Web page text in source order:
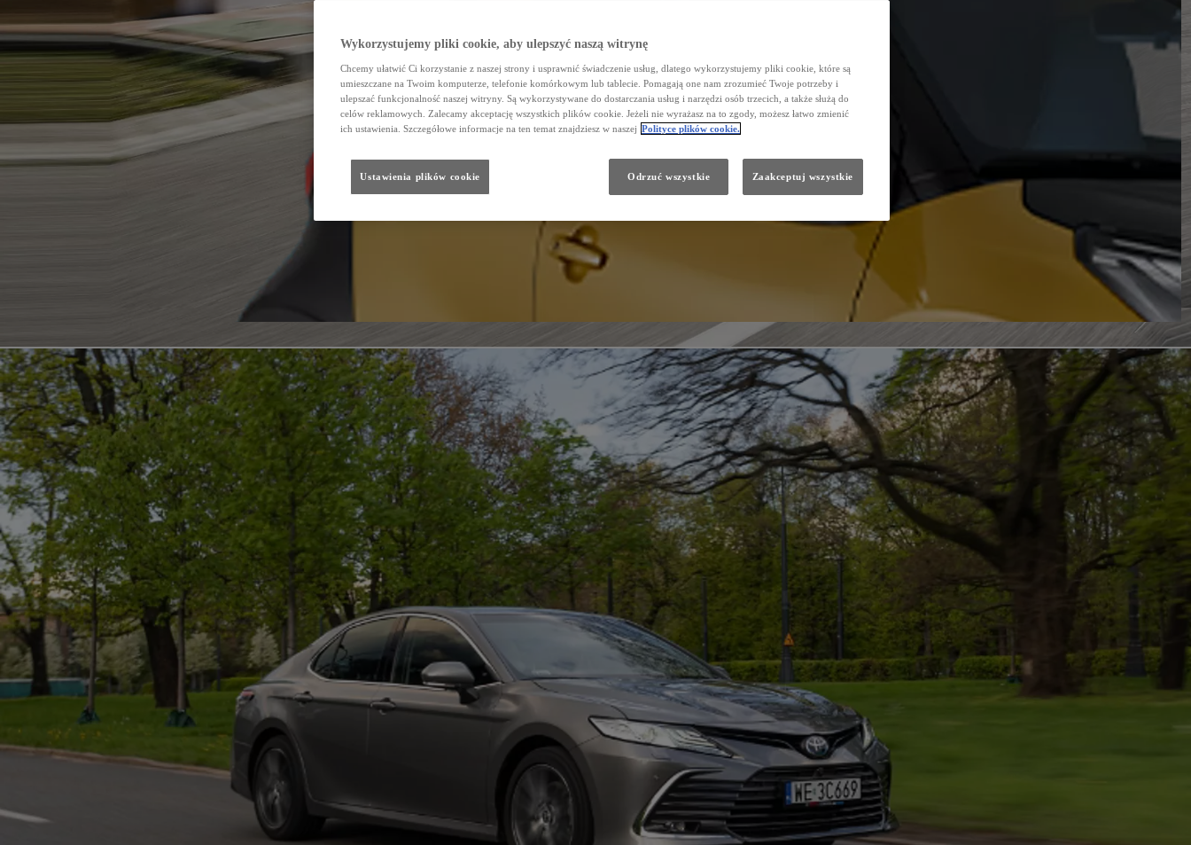
Wykorzystujemy pliki cookie, aby ulepszyć naszą witrynę
Chcemy ułatwić Ci korzystanie z naszej strony i usprawnić świadczenie usług, dlatego wykorzystujemy pliki cookie, które są
umieszczane na Twoim komputerze, telefonie komórkowym lub tablecie. Pomagają one nam zrozumieć Twoje potrzeby i
ulepszać funkcjonalność naszej witryny. Są wykorzystywane do dostarczania usług i narzędzi osób trzecich, a także służą do
celów reklamowych. Zalecamy akceptację wszystkich plików cookie. Jeżeli nie wyrażasz na to zgody, możesz łatwo zmienić
ich ustawienia. Szczegółowe informacje na ten temat znajdziesz w naszej Polityce plików cookie.
Odrzuć wszystkie Zaakceptuj wszystkie
Ustawienia plików cookie